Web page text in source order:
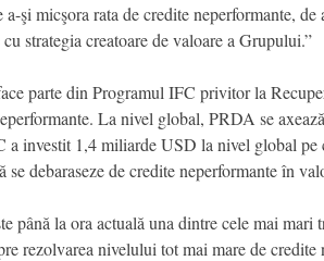
şi micşora rata de credite neperformante,
strategia creatoare de valoare a Grupului.”
parte din Programul IFC privitor la
La nivel global, PRDA se
a investit 1,4 miliarde USD la nivel global
se debaraseze de credite neperformante în
până la ora actuală una dintre cele mai
rezolvarea nivelului tot mai mare de